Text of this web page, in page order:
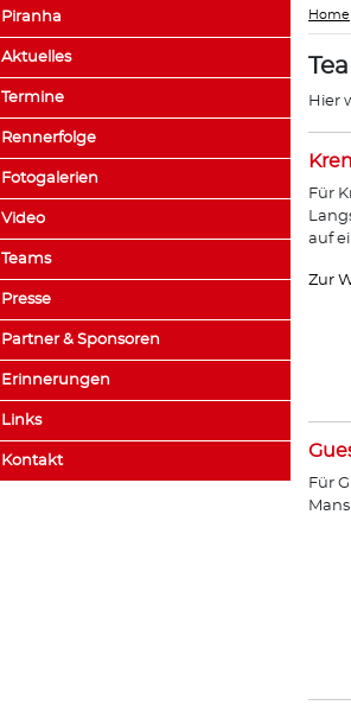
Piranha
Aktuelles
Termine
Rennerfolge
Fotogalerien
Video
Teams
Presse
Partner & Sponsoren
Erinnerungen
Links
Kontakt
Home
Hier
Für
auf
Zur
Für